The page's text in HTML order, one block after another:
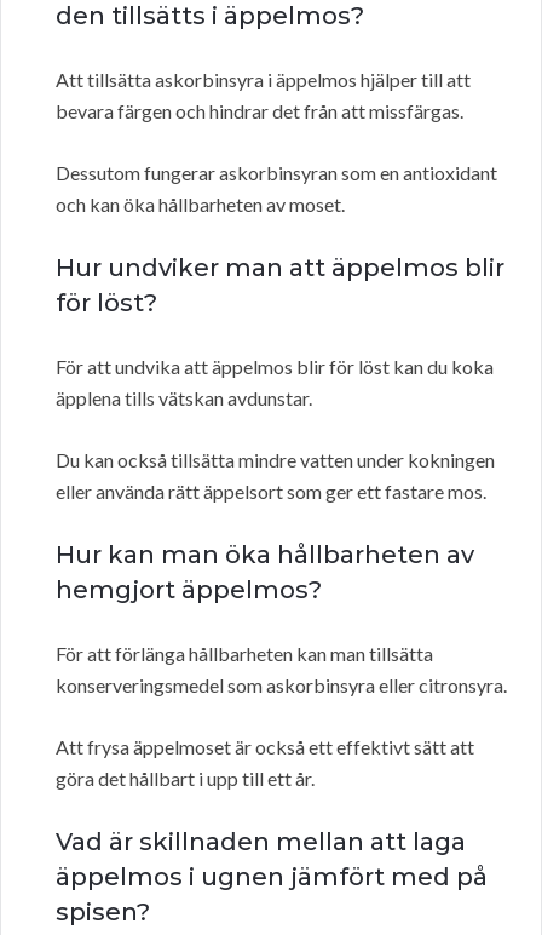
den tillsätts i äppelmos?
Att tillsätta askorbinsyra i äppelmos hjälper till att
bevara färgen och hindrar det från att missfärgas.
Dessutom fungerar askorbinsyran som en antioxidant
och kan öka hållbarheten av moset.
Hur undviker man att äppelmos blir
för löst?
För att undvika att äppelmos blir för löst kan du koka
äpplena tills vätskan avdunstar.
Du kan också tillsätta mindre vatten under kokningen
eller använda rätt äppelsort som ger ett fastare mos.
Hur kan man öka hållbarheten av
hemgjort äppelmos?
För att förlänga hållbarheten kan man tillsätta
konserveringsmedel som askorbinsyra eller citronsyra.
Att frysa äppelmoset är också ett effektivt sätt att
göra det hållbart i upp till ett år.
Vad är skillnaden mellan att laga
äppelmos i ugnen jämfört med på
spisen?